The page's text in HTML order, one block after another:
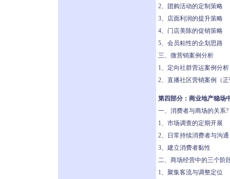
2、团购活动的定制策略
3、店面利润的提升策略
4、门店美陈的促销策略
5、会员粘性的企划思路
三、微营销案例分析
1、定向社群营运案例分
2、直播社区营销案例（
第四部分：商业地产稳场
一、消费者与商场的关系?
1、市场调查的定期开展
2、日常持续消费者与沟通
3、建立消费者黏性
二、商场经营中的三个阶
1、聚集客流与调整定位